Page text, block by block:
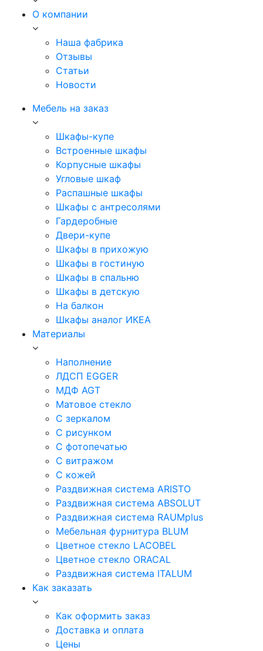
О компании
Наша фабрика
Отзывы
Статьи
Новости
Мебель на заказ
Шкафы-купе
Встроенные шкафы
Корпусные шкафы
Угловые шкаф
Распашные шкафы
Шкафы с антресолями
Гардеробные
Двери-купе
Шкафы в прихожую
Шкафы в гостиную
Шкафы в спальню
Шкафы в детскую
На балкон
Шкафы аналог ИКЕА
Материалы
Наполнение
ЛДСП EGGER
МДФ AGT
Матовое стекло
С зеркалом
С рисунком
С фотопечатью
С витражом
С кожей
Раздвижная система ARISTO
Раздвижная система ABSOLUT
Раздвижная система RAUMplus
Мебельная фурнитура BLUM
Цветное стекло LACOBEL
Цветное стекло ORACAL
Раздвижная система ITALUM
Как заказать
Как оформить заказ
Доставка и оплата
Цены